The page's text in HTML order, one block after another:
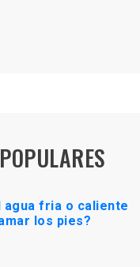
agua fria o caliente
los pies?